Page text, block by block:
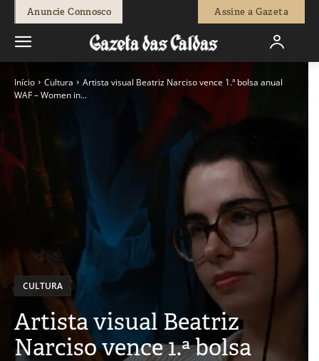
Anuncie Connosco Assine a Gazeta
Início Cultura
Artista visual Beatriz Narciso vence 1.ª bolsa anual
WAF – Women in...
CULTURA
Artista visual Beatriz
Narciso vence 1.ª bolsa